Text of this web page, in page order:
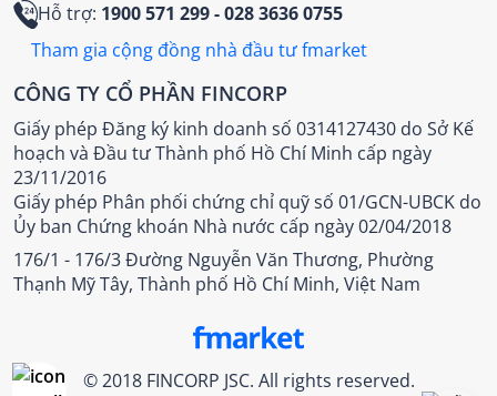
Hỗ trợ: 1900 571 299- 028 3636 0755
Tham gia cộng đồng nhà đầu tư fmarket
CÔNG TY CỔ PHẦN FINCORP
Giấy phép Đăng ký kinh doanh số 0314127430 do Sở Kế
hoạch và Đầu tư Thành phố Hồ Chí Minh cấp ngày
23/11/2016
Giấy phép Phân phối chứng chỉ quỹ số 01/GCN-UBCK do
Ủy ban Chứng khoán Nhà nước cấp ngày 02/04/2018
176/1 - 176/3 Đường Nguyễn Văn Thương, Phường
Thạnh Mỹ Tây, Thành phố Hồ Chí Minh, Việt Nam
© 2018 FINCORP JSC. All rights reserved.